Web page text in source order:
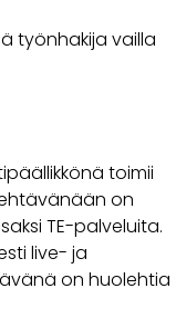
työnhakija vailla
toimii
on
TE-palveluita.
live- ja
on huolehtia